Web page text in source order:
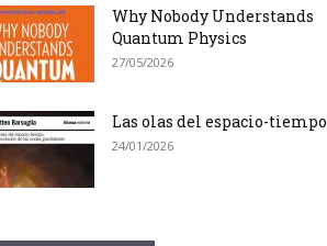
Why Nobody Understands
Quantum Physics
27/05/2026
Las olas del espacio-tiempo
24/01/2026